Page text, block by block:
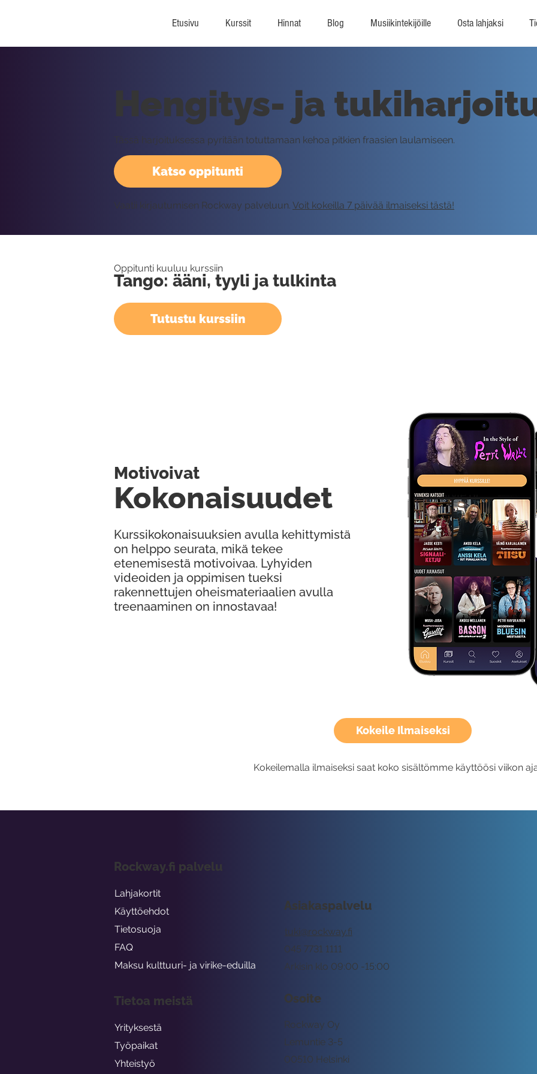
Etusivu Kurssit Hinnat Blog Musiikintekijöille Osta lahjaksi
Kokeile Ilmaiseksi
Kokeilemalla ilmaiseksi saat koko sisältömme käyttöösi viikon
Katso oppitunti
Hengitys- ja
Tässä harjoituksessa pyritään totuttamaan kehoa pitkien fraasien laulamiseen.
Vaatii kirjautumisen Rockway palveluun. Voit kokeilla 7 päivää ilmaiseksi tästä!
Oppitunti kuuluu kurssiin
Tango: ääni, tyyli ja tulkinta
Tutustu kurssiin
Kurssikokonaisuuksien avulla kehittymistä
on helppo seurata, mikä tekee
etenemisestä motivoivaa. Lyhyiden
videoiden ja oppimisen tueksi
rakennettujen oheismateriaalien avulla
treenaaminen on innostavaa!
Kokonaisuudet
Motivoivat
Asiakaspalvelu
tuki@rockway.fi
Arkisin klo 09:00 -15:00
045 7731 1111
Osoite
Rockway Oy
Lemuntie 3-5
00510 Helsinki
Rockway.fi palvelu
Lahjakortit
Käyttöehdot
Tietosuoja
FAQ
Maksu kulttuuri- ja virike-eduilla
Tietoa meistä
Yrityksestä
Työpaikat
Yhteistyö